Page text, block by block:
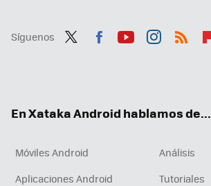
Síguenos
En Xataka Android hablamos de...
Móviles Android
Análisis
Aplicaciones Android
Tutoriales